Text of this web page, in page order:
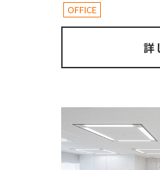
OFFICE
詳